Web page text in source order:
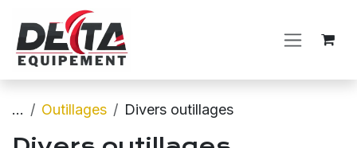
Se rendre au contenu
... Outillages Divers outillages